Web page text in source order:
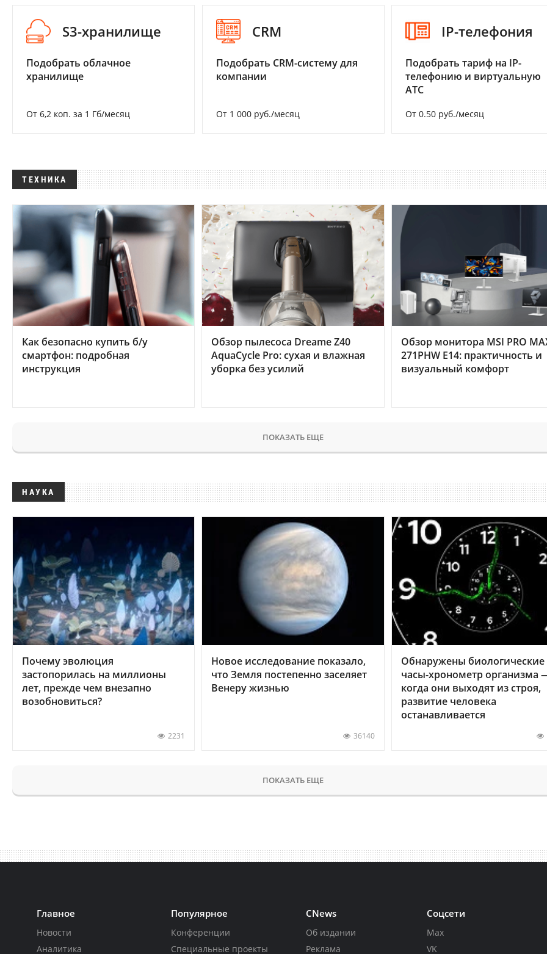
S3-хранилище
Подобрать облачное
хранилище
От 6,2 коп. за 1 Гб/месяц
CRM
Подобрать CRM-систему для
компании
От 1 000 руб./месяц
IP-телефония
Подобрать тариф на IP-
телефонию и виртуальную
АТС
От 0.50 руб./месяц
ТЕХНИКА
Как безопасно купить б/у
смартфон: подробная
инструкция
Обзор пылесоса Dreame Z40
AquaCycle Pro: сухая и влажная
уборка без усилий
Обзор монитора MSI PRO
271PHW E14: практичность и
визуальный комфорт
ПОКАЗАТЬ ЕЩЕ
НАУКА
Почему эволюция
застопорилась на миллионы
лет, прежде чем внезапно
возобновиться?
2231
Новое исследование показало,
что Земля постепенно заселяет
Венеру жизнью
36140
Обнаружены биологические
часы-хронометр организма
когда они выходят из строя,
развитие человека
останавливается
ПОКАЗАТЬ ЕЩЕ
Главное
Новости
Аналитика
Популярное
Конференции
Специальные проекты
CNews
Об издании
Реклама
Соцсети
Max
VK